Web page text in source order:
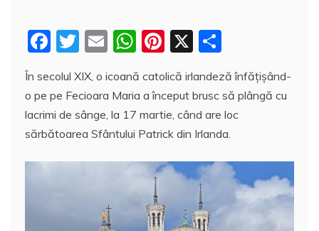
F
c
e
b
o
T
itt
er
E
ai
l
W
at
s
A
p
p
Pi
er
e
st
X
rt
aj
e
a
z
ă
În secolul XIX, o icoană catolică irlandeză înfățișând-
o pe pe Fecioara Maria a început brusc să plângă cu
lacrimi de sânge, la 17 martie, când are loc
sărbătoarea Sfântului Patrick din Irlanda.